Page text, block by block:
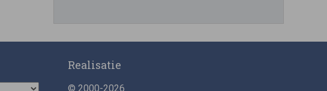
Impact consultant (manager)
Realisatie
© 2000-2026